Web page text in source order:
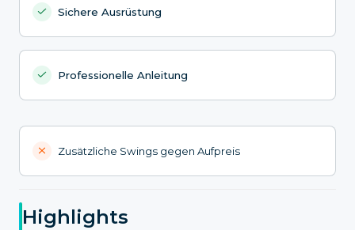
Sichere Ausrüstung
Professionelle Anleitung
Zusätzliche Swings gegen Aufpreis
Highlights